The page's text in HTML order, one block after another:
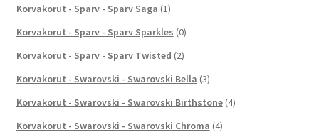
Korvakorut - Sparv - Sparv Saga (1)
Korvakorut - Sparv - Sparv Sparkles (0)
Korvakorut - Sparv - Sparv Twisted (2)
Korvakorut - Swarovski - Swarovski Bella (3)
Korvakorut - Swarovski - Swarovski Birthstone (4)
Korvakorut - Swarovski - Swarovski Chroma (4)